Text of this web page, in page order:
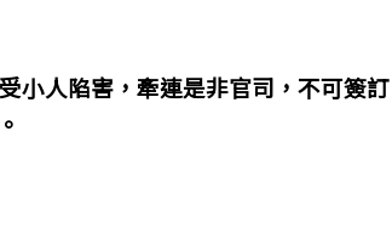
小人陷害，牽連是非官司，不可簽訂